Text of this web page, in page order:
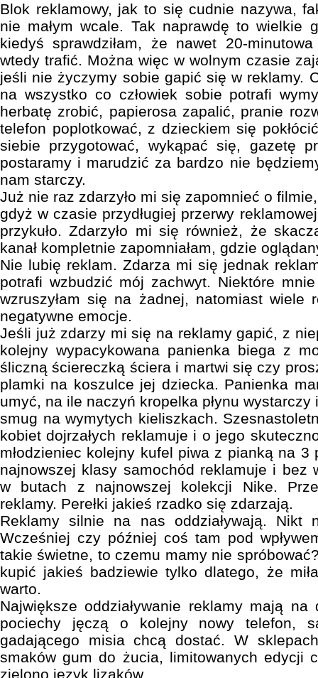
Blok reklamowy, jak to się cudnie nazywa,
nie małym wcale. Tak naprawdę to wielkie
kiedyś sprawdziłam, że nawet 20-
wtedy trafić. Można więc w wolnym czasie
jeśli nie życzymy sobie gapić się w reklamy.
na wszystko co człowiek sobie potrafi
herbatę zrobić, papierosa zapalić, pranie
telefon poplotkować, z dzieckiem się
siebie przygotować, wykąpać się, gazetę
postaramy i marudzić za bardzo nie
nam starczy.
Już nie raz zdarzyło mi się zapomnieć o
gdyż w czasie przydługiej przerwy
przykuło. Zdarzyło mi się również, że
kanał kompletnie zapomniałam, gdzie
Nie lubię reklam. Zdarza mi się jednak
potrafi wzbudzić mój zachwyt. Niektóre
wzruszyłam się na żadnej, natomiast wiele
negatywne emocje.
Jeśli już zdarzy mi się na reklamy gapić, z
kolejny wypacykowana panienka biega z
śliczną ściereczką ściera i martwi się czy
plamki na koszulce jej dziecka. Panienka
umyć, na ile naczyń kropelka płynu
smug na wymytych kieliszkach.
kobiet dojrzałych reklamuje i o jego
młodzieniec kolejny kufel piwa z pianką na 3
najnowszej klasy samochód reklamuje i bez
w butach z najnowszej kolekcji Nike.
reklamy. Perełki jakieś rzadko się zdarzają.
Reklamy silnie na nas oddziaływają. Nikt
Wcześniej czy później coś tam pod
takie świetne, to czemu mamy nie
kupić jakieś badziewie tylko dlatego, że
warto.
Największe oddziaływanie reklamy mają
pociechy jęczą o kolejny nowy telefon,
gadającego misia chcą dostać. W
smaków gum do żucia, limitowanych edycji
zielono język lizaków.